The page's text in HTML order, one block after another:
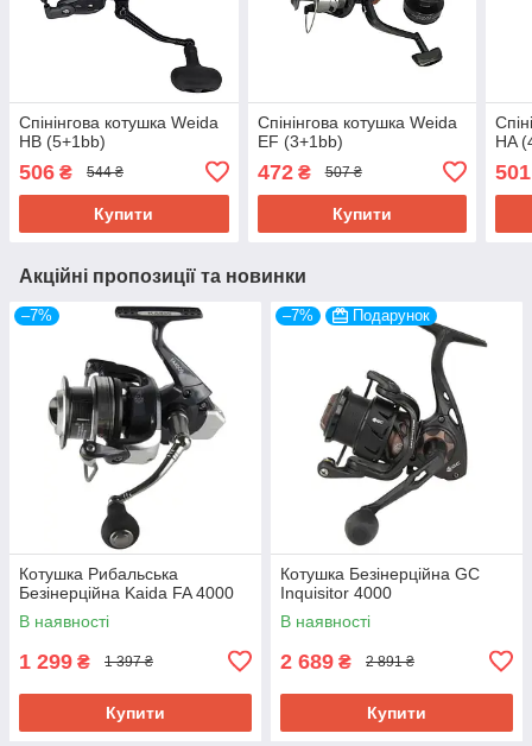
Спінінгова котушка Weida
HB (5+1bb)
506 ₴ 544 ₴
Купити
Спінінгова котушка Weida
EF (3+1bb)
472₴ 507 ₴
Купити
HA
501
Акційні пропозиції та новинки
–7%
Котушка Рибальська
Безінерційна Kaida FA 4000
В наявності
1 299 ₴ 1 397 ₴
Купити
–7% Подарунок
Котушка Безінерційна GC
Inquisitor 4000
В наявності
2 689 ₴ 2 891 ₴
Купити